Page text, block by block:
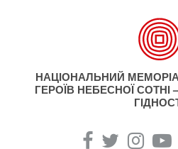
НАЦІОНАЛЬНИЙ
ГЕРОЇВ НЕБЕСНОЇ СОТНІ